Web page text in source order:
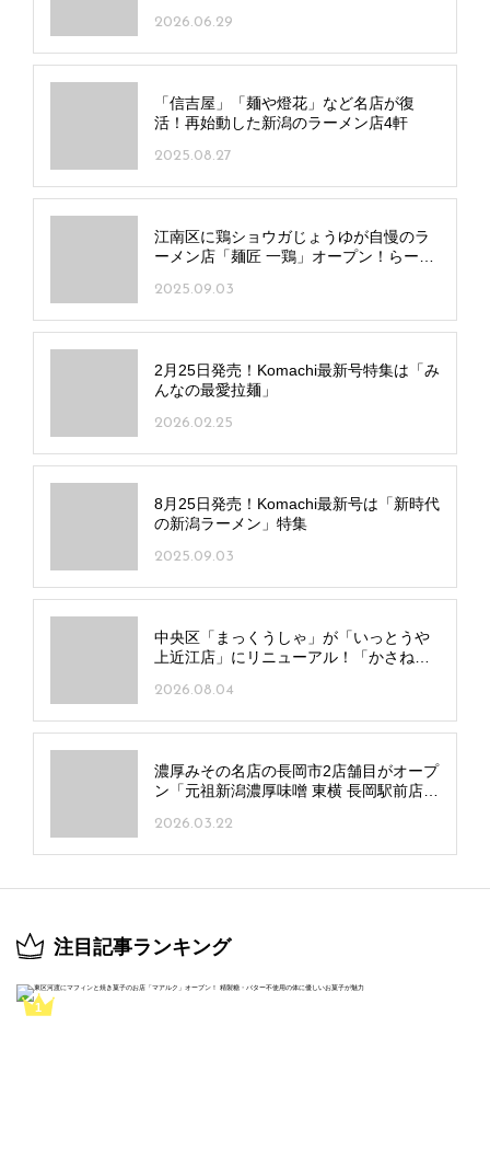
2026.06.29
「信吉屋」「麺や燈花」など名店が復
活！再始動した新潟のラーメン店4軒
2025.08.27
江南区に鶏ショウガじょうゆが自慢のラ
ーメン店「麺匠 一鶏」オープン！らーめ
2025.09.03
2月25日発売！Komachi最新号特集は「み
んなの最愛拉麺」
2026.02.25
8月25日発売！Komachi最新号は「新時代
の新潟ラーメン」特集
2025.09.03
中央区「まっくうしゃ」が「いっとうや
上近江店」にリニューアル！「かさね
2026.08.04
濃厚みその名店の長岡市2店舗目がオープ
ン「元祖新潟濃厚味噌 東横 長岡駅前店」
2026.03.22
注目記事ランキング